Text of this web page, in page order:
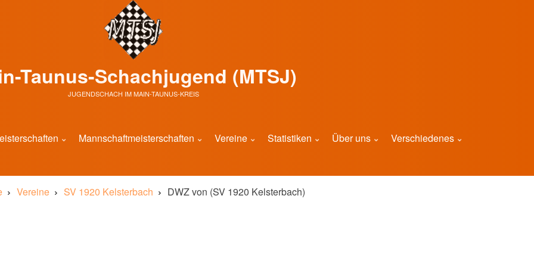
Taunus-Schachjugend (MTSJ)
JUGENDSCHACH IM MAIN-TAUNUS-KREIS
Mannschaftmeisterschaften Vereine Statistiken Über uns Verschiedenes
Vereine SV 1920 Kelsterbach DWZ von (SV 1920 Kelsterbach)